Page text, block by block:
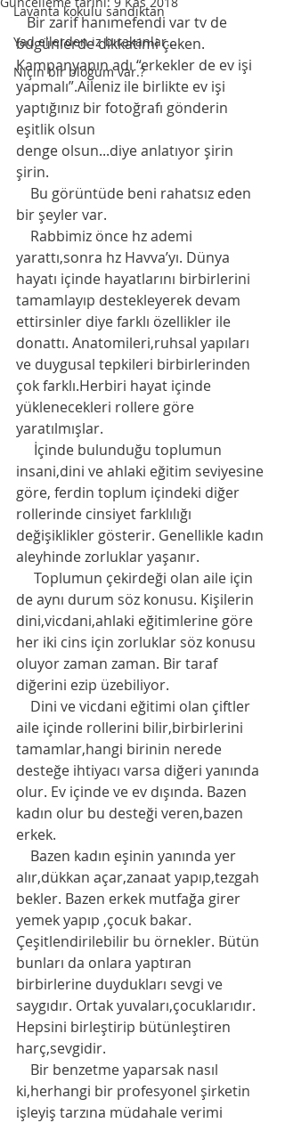
Lavanta kokulu sandıktan
Yad ellerden iz bırakanlar...
Niçin bir bloğum var.?
   Bir zarif hanımefendi var tv de
bugünlerde dikkatimi çeken.
Kampanyanın adı “erkekler de ev işi
yapmalı”.Aileniz ile birlikte ev işi
yaptığınız bir fotoğrafı gönderin
eşitlik olsun
denge olsun...diye anlatıyor şirin
şirin.
bir şeyler var.
yarattı,sonra hz Havva’yı. Dünya
hayatı içinde hayatlarını birbirlerini
tamamlayıp destekleyerek devam
ettirsinler diye farklı özellikler ile
donattı. Anatomileri,ruhsal yapıları
ve duygusal tepkileri birbirlerinden
çok farklı.Herbiri hayat içinde
yüklenecekleri rollere göre
yaratılmışlar.
insani,dini ve ahlaki eğitim seviyesine
göre, ferdin toplum içindeki diğer
rollerinde cinsiyet farklılığı
değişiklikler gösterir. Genellikle kadın
aleyhinde zorluklar yaşanır.
de aynı durum söz konusu. Kişilerin
dini,vicdani,ahlaki eğitimlerine göre
her iki cins için zorluklar söz konusu
oluyor zaman zaman. Bir taraf
diğerini ezip üzebiliyor.
aile içinde rollerini bilir,birbirlerini
tamamlar,hangi birinin nerede
desteğe ihtiyacı varsa diğeri yanında
olur. Ev içinde ve ev dışında. Bazen
kadın olur bu desteği veren,bazen
erkek.
alır,dükkan açar,zanaat yapıp,tezgah
bekler. Bazen erkek mutfağa girer
yemek yapıp ,çocuk bakar.
Çeşitlendirilebilir bu örnekler. Bütün
bunları da onlara yaptıran
birbirlerine duydukları sevgi ve
saygıdır. Ortak yuvaları,çocuklarıdır.
Hepsini birleştirip bütünleştiren
harç,sevgidir.
ki,herhangi bir profesyonel şirketin
işleyiş tarzına müdahale verimi